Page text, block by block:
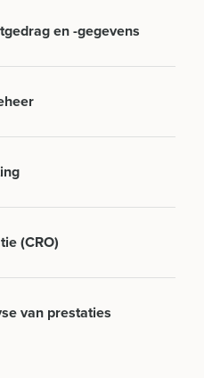
en -gegevens
(CRO)
van prestaties